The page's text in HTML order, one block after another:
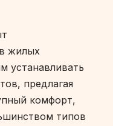
жилых
устанавливать
предлагая
комфорт,
типов